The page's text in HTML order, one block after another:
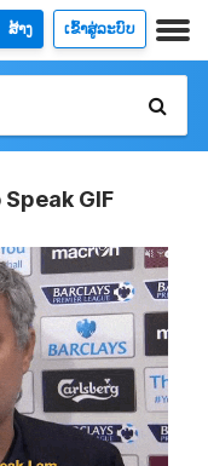
ສ້າງ ເຂົ້າສູ່ລະບົບ
GIF